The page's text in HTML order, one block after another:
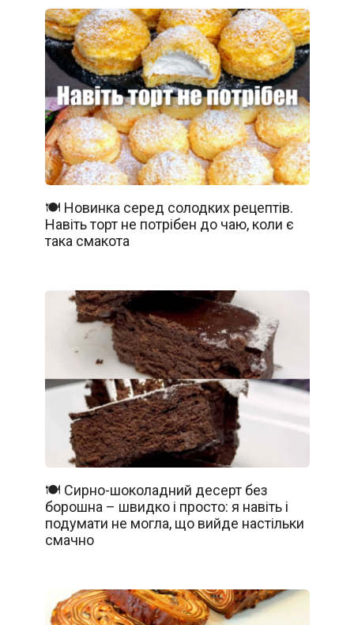
🍽️ Новинка серед солодких рецептів.
Навіть торт не потрібен до чаю, коли є
така смакота
🍽️ Сирно-шоколадний десерт без
борошна – швидко і просто: я навіть і
подумати не могла, що вийде настільки
смачно